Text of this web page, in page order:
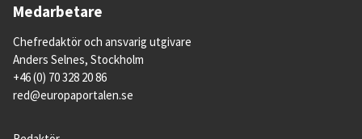
Medarbetare
Chefredaktör och ansvarig utgivare
Anders Selnes, Stockholm
+46 (0) 70 328 20 86
red@europaportalen.se